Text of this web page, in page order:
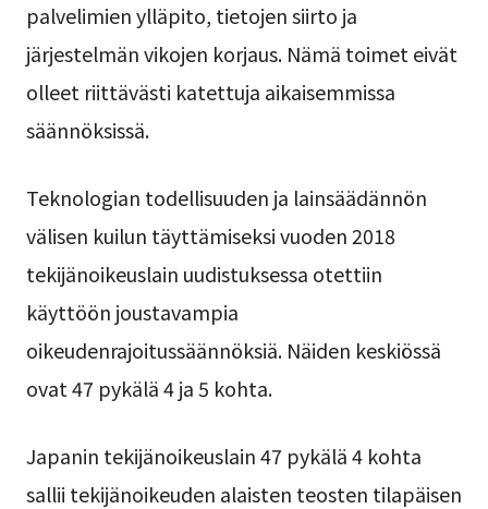
palvelimien ylläpito, tietojen siirto ja
järjestelmän vikojen korjaus. Nämä toimet eivät
olleet riittävästi katettuja aikaisemmissa
säännöksissä.
Teknologian todellisuuden ja lainsäädännön
välisen kuilun täyttämiseksi vuoden 2018
tekijänoikeuslain uudistuksessa otettiin
käyttöön joustavampia
oikeudenrajoitussäännöksiä. Näiden keskiössä
ovat 47 pykälä 4 ja 5 kohta.
Japanin tekijänoikeuslain 47 pykälä 4 kohta
sallii tekijänoikeuden alaisten teosten tilapäisen